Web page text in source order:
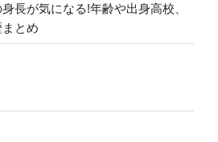
長が気になる!年齢や出身高校、
とめ